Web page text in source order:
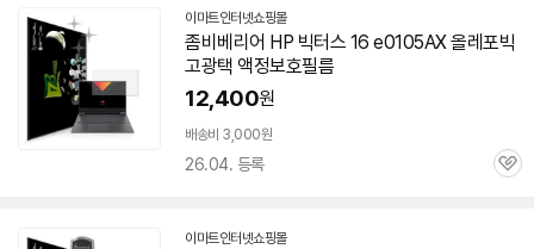
이마트인터넷쇼핑몰
좀비베리어 HP 빅터스 16 e0105AX 올레포빅
고광택 액정보호필름
12,400원
배송비 3,000원
26.04. 등록
관
이마트인터넷쇼핑몰